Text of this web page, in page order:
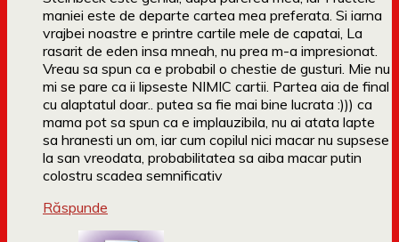
maniei este de departe cartea mea preferata. Si iarna
vrajbei noastre e printre cartile mele de capatai, La
rasarit de eden insa mneah, nu prea m-a impresionat.
Vreau sa spun ca e probabil o chestie de gusturi. Mie nu
mi se pare ca ii lipseste NIMIC cartii. Partea aia de final
cu alaptatul doar.. putea sa fie mai bine lucrata :))) ca
mama pot sa spun ca e implauzibila, nu ai atata lapte
sa hranesti un om, iar cum copilul nici macar nu supsese
la san vreodata, probabilitatea sa aiba macar putin
colostru scadea semnificativ
Răspunde